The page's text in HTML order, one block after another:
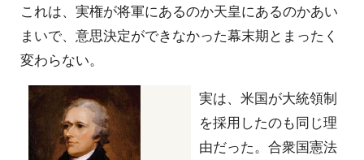
これは、実権が将軍にあるのか天皇にあるのかあい
まいで、意思決定ができなかった幕末期とまったく
変わらない。
実は、米国が大統領制
を採用したのも同じ理
由だった。合衆国憲法